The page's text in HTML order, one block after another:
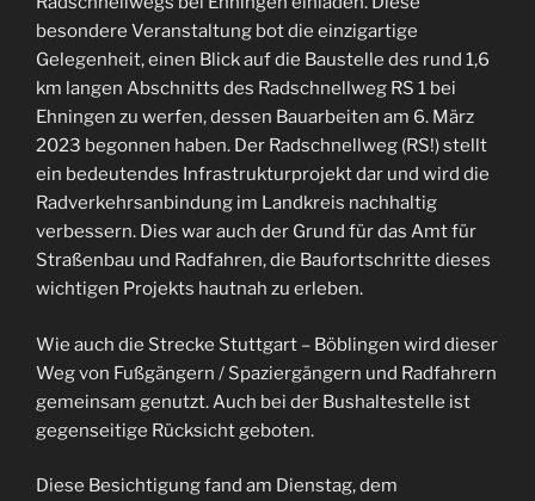
besondere Veranstaltung bot die einzigartige
Gelegenheit, einen Blick auf die Baustelle des rund 1,6
km langen Abschnitts des Radschnellweg RS 1 bei
Ehningen zu werfen, dessen Bauarbeiten am 6. März
2023 begonnen haben. Der Radschnellweg (RS!) stellt
ein bedeutendes Infrastrukturprojekt dar und wird die
Radverkehrsanbindung im Landkreis nachhaltig
verbessern. Dies war auch der Grund für das Amt für
Straßenbau und Radfahren, die Baufortschritte dieses
wichtigen Projekts hautnah zu erleben.
Wie auch die Strecke Stuttgart – Böblingen wird dieser
Weg von Fußgängern / Spaziergängern und Radfahrern
gemeinsam genutzt. Auch bei der Bushaltestelle ist
gegenseitige Rücksicht geboten.
Diese Besichtigung fand am Dienstag, dem